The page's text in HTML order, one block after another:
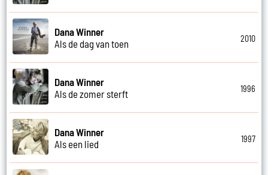
Dana Winner
Als de dag van toen
2010
Dana Winner
Als de zomer sterft
1996
Dana Winner
Als een lied
1997